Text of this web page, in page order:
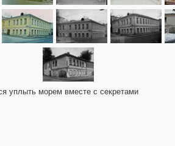
уплыть морем вместе с секретами